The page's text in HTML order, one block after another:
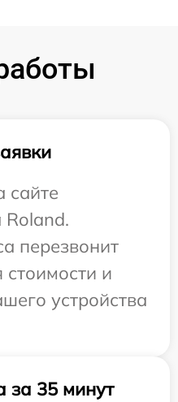
сайте
Roland.
перезвонит
и
устройства
за 35 минут